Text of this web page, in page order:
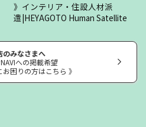
インテリア・住設人材派
遣|HEYAGOTO Human Satellite
のみなさまへ
への掲載希望
お困りの方はこちら 》